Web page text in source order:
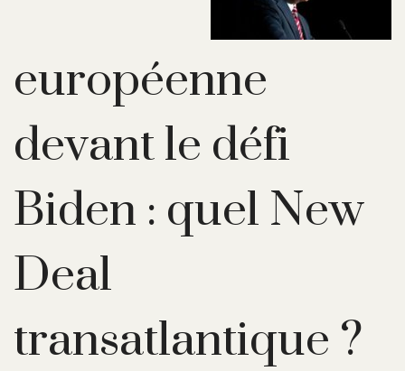
européenne
devant le défi
Biden : quel New
Deal
transatlantique ?